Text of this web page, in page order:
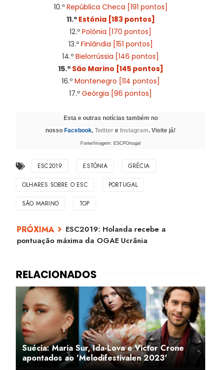
10.º República Checa [191 pontos]
11.º Estónia [183 pontos]
12.º Polónia [170 pontos]
13.ºFinlândia [151 pontos]
14.º Bielorrússia [146 pontos]
15.º São Marino [145 pontos]
16.º Montenegro [114 pontos]
17.º Geórgia [96 pontos]
Esta e outras notícias também no
nosso Facebook, Twitter e Instagram. Visite já!
Fonte/Imagem: ESCPOrtugal
ESC2019 ESTÓNIA GRÉCIA
OLHARES SOBRE O ESC PORTUGAL
SÃO MARINO TOP
ESC2019: Holanda recebe a
pontuação máxima da OGAE Ucrânia
Suécia: Maria Sur, Ida-Lova e Victor Crone
apontados ao 'Melodifestivalen 2023'